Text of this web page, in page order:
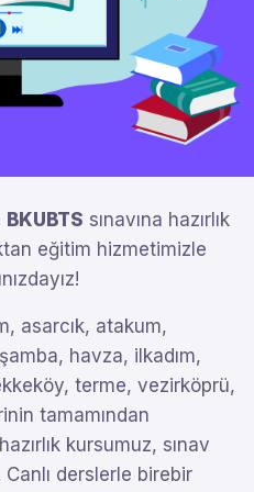
BKUBTS sınavına hazırlık
eğitim hizmetimizle
asarcık, atakum,
havza, ilkadım,
terme, vezirköprü,
tamamından
hazırlık kursumuz, sınav
derslerle birebir